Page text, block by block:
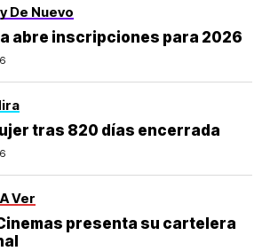
De Nuevo
abre inscripciones para 2026
tras 820 días encerrada
Ver
presenta su cartelera